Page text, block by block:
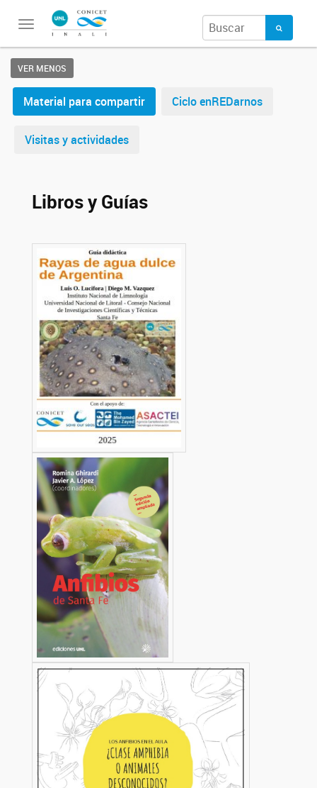
Toggle
VER MENOS
Material para compartir Ciclo enREDarnos
Visitas y actividades
Libros y Guías